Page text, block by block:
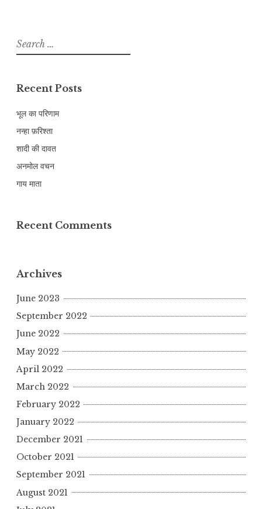
Search
for:
Recent Posts
भूल का परिणाम
नन्हा फ़रिश्ता
शादी की दावत
अनमोल वचन
गाय माता
Recent Comments
Archives
June 2023
September 2022
June 2022
May 2022
April 2022
March 2022
February 2022
January 2022
December 2021
October 2021
September 2021
August 2021